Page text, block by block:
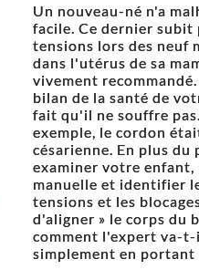
Un nouveau-né n'a
facile. Ce dernier subit
tensions lors des neuf
dans l'utérus de sa
vivement
bilan de la santé de
fait qu'il ne souffre
exemple, le cordon
césarienne. En plus
examiner votre
manuelle et identifier
tensions et les
d'aligner » le corps du
comment l'expert va-t-
simplement en